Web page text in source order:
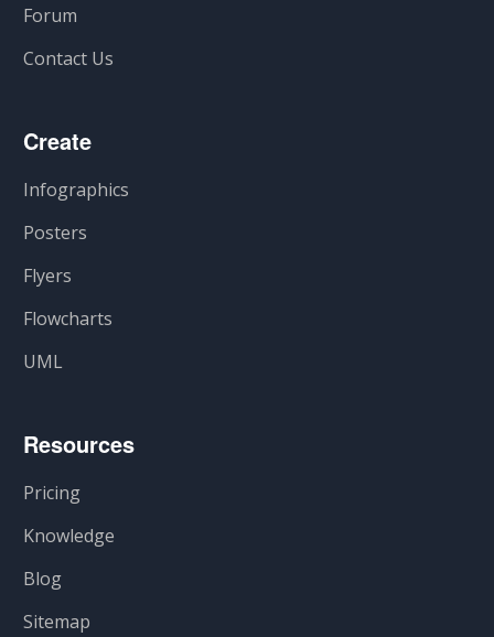
Forum
Contact Us
Create
Infographics
Posters
Flyers
Flowcharts
UML
Resources
Pricing
Knowledge
Blog
Sitemap